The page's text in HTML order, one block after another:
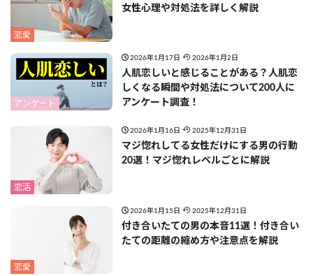
恋愛
女性心理や対処法を詳しく解説
アンケート
2026年1月17日 2026年1月2日
人肌恋しいと感じることがある？人肌恋
しくなる瞬間や対処法について200人に
アンケート調査！
恋活
2026年1月16日 2025年12月31日
マジ惚れしてる女性だけにする男の行動
20選！マジ惚れレベルごとに解説
恋愛
2026年1月15日 2025年12月31日
付き合いたての男の本音11選！付き合い
たての距離の縮め方や注意点を解説